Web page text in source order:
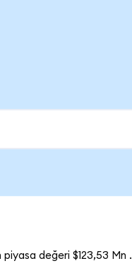
değeri $123,53 Mn .